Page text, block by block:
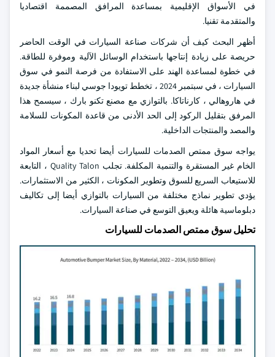
في الأسواق الإقليمية بمساعدة المرافق المصممة اقتصاديا
والمتقدمة تقنيا.
أظهر البحث كيف أن شركات صناعة السيارات في الوقت الحاضر
حريصة على زيادة إنتاجها باستخدام الوسائل الآلية وموفرة للطاقة.
في خطوة لمساعدة الهند على الاستفادة من فرصة النمو في سوق
السيارات ، في سبتمبر 2024 ، تخطط تويودا جوسي لبناء منشأة جديدة
في هاروهالي ، كارناتاكا. بالتوازي مع مصنع تكنو بارك ، سيسمح هذا
المرفق بتقليل الركود إلى الحد الأدنى من قاعدة المكونات للسلامة
والمصد والمنتجات الداخلية.
يواجه سوق ممتص الصدمات للسيارات أيضا تحديا مع أسعار المواد
الخام غير المستقرة والتنمية المكلفة. تجلب Quality Talon ، التابعة
للاستيعاب السريع للسوق وتطوير المكونات ، الكثير من الاستثمارات.
يؤدي تطوير نماذج مختلفة من السيارات بالتوازي أيضا إلى تكاليف
دبلوماسية هائلة ويعيق التوسع في صناعة السيارات.
تحليل سوق ممتص الصدمات للسيارات